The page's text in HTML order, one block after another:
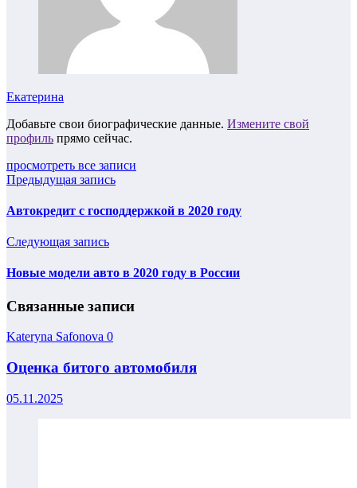
Екатерина
Добавьте свои биографические данные. Измените свой
профиль прямо сейчас.
просмотреть все записи
Предыдущая запись
Автокредит с господдержкой в 2020 году
Следующая запись
Новые модели авто в 2020 году в России
Связанные записи
Kateryna Safonova 0
Оценка битого автомобиля
05.11.2025